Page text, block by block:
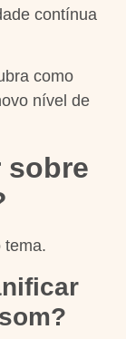
contínua
como
nível de
sobre
tema.